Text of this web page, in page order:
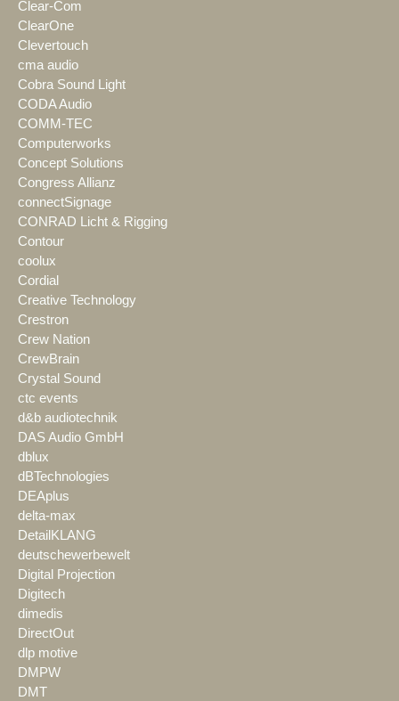
Clear-Com
ClearOne
Clevertouch
cma audio
Cobra Sound Light
CODA Audio
COMM-TEC
Computerworks
Concept Solutions
Congress Allianz
connectSignage
CONRAD Licht & Rigging
Contour
coolux
Cordial
Creative Technology
Crestron
Crew Nation
CrewBrain
Crystal Sound
ctc events
d&b audiotechnik
DAS Audio GmbH
dblux
dBTechnologies
DEAplus
delta-max
DetailKLANG
deutschewerbewelt
Digital Projection
Digitech
dimedis
DirectOut
dlp motive
DMPW
DMT